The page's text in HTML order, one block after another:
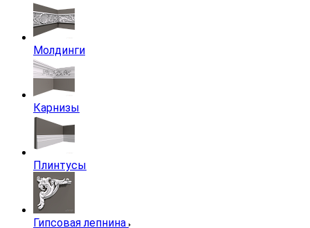
Молдинги
Карнизы
Плинтусы
Гипсовая лепнина